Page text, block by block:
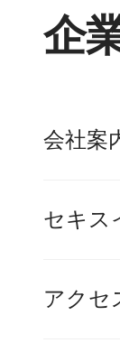
企
会社案
セキス
アクセ